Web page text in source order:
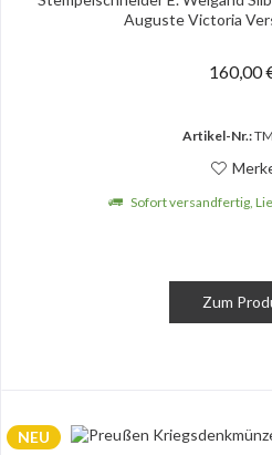
Auguste Victoria
160,00
Artikel-Nr.:
Sofort versandfertig,
Zum
NEU